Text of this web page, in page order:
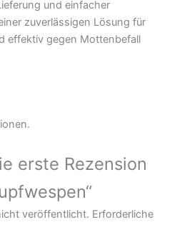
und einfacher
zuverlässigen Lösung für
effektiv gegen Mottenbefall
erste Rezension
veröffentlicht. Erforderliche